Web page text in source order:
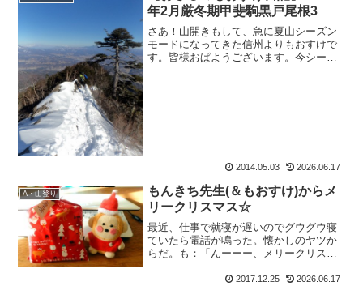
年2月厳冬期甲斐駒黒戸尾根3
さあ！山開きもして、急に夏山シーズン
モードになってきた信州よりもおすけで
す。皆様おぱようございます。今シーズ
2014.05.03 2026.06.17
A・山登り
もんきち先生(＆もおすけ)からメ
リークリスマス☆
最近、仕事で就寝が遅いのでグウグウ寝
ていたら電話が鳴った。懐かしのヤツか
らだ。も：「んーーー、メリークリスマ
て思いっきり寝起きの声じゃないです
2017.12.25 2026.06.17